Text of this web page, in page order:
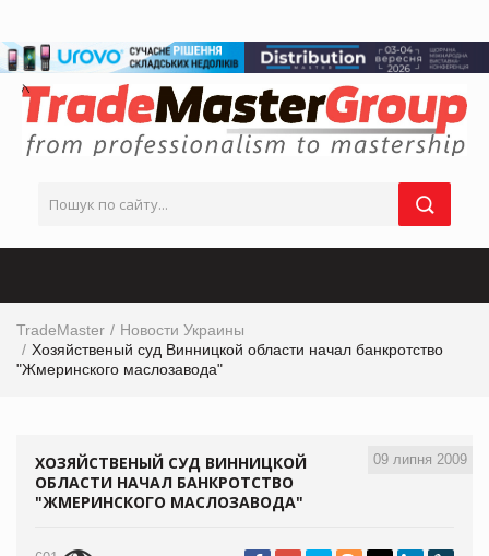
TradeMaster
Новости Украины
Хозяйственый суд Винницкой области начал банкротство
"Жмеринского маслозавода"
09 липня 2009
ХОЗЯЙСТВЕНЫЙ СУД ВИННИЦКОЙ
ОБЛАСТИ НАЧАЛ БАНКРОТСТВО
"ЖМЕРИНСКОГО МАСЛОЗАВОДА"